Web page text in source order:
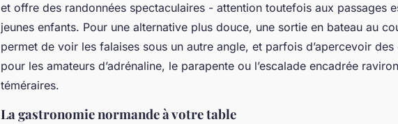
et offre des randonnées spectaculaires - attention toutefois aux passages
jeunes enfants. Pour une alternative plus douce, une sortie en bateau au
permet de voir les falaises sous un autre angle, et parfois d’apercevoir des
pour les amateurs d’adrénaline, le parapente ou l’escalade encadrée
téméraires.
La gastronomie normande à votre table